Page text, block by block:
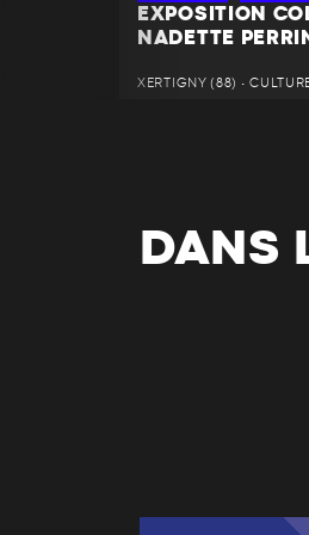
EXPOSITION
NADETTE
XERTIGNY (88) •
DANS